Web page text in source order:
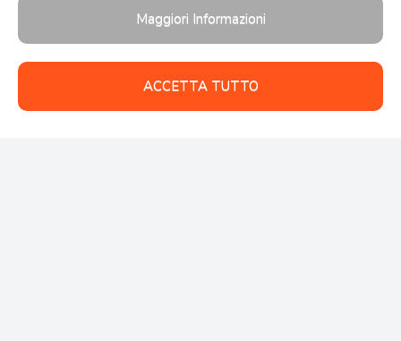
Maggiori Informazioni
ACCETTA TUTTO